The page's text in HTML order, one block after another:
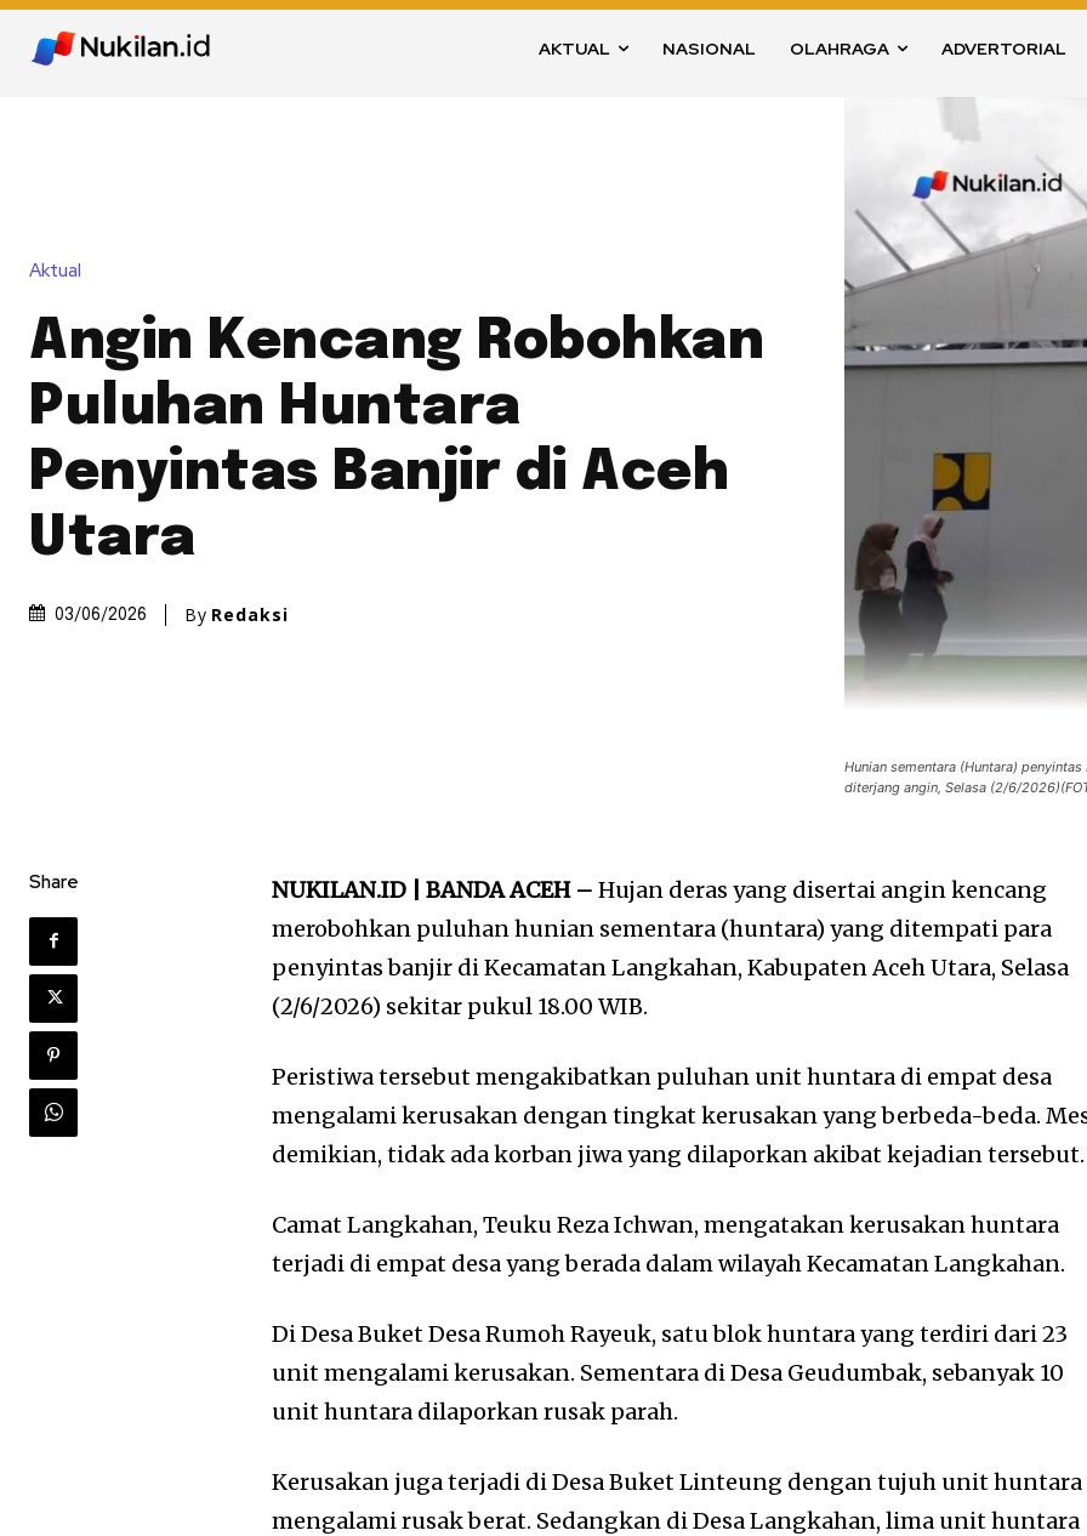
AKTUAL NASIONAL OLAHRAGA ADVERTORIAL
Aktual
Angin Kencang Robohkan
Puluhan Huntara
Penyintas Banjir di Aceh
Utara
03/06/2026 By Redaksi
Hunian sementara (Huntara)
diterjang angin, Selasa (2/6/
Share NUKILAN.ID | BANDA ACEH – Hujan deras yang disertai angin kencang
merobohkan puluhan hunian sementara (huntara) yang ditempati para
penyintas banjir di Kecamatan Langkahan, Kabupaten Aceh Utara, Selasa
(2/6/2026) sekitar pukul 18.00 WIB.
Peristiwa tersebut mengakibatkan puluhan unit huntara di empat desa
mengalami kerusakan dengan tingkat kerusakan yang berbeda-beda.
demikian, tidak ada korban jiwa yang dilaporkan akibat kejadian tersebut.
Camat Langkahan, Teuku Reza Ichwan, mengatakan kerusakan huntara
terjadi di empat desa yang berada dalam wilayah Kecamatan Langkahan.
Di Desa Buket Desa Rumoh Rayeuk, satu blok huntara yang terdiri dari 23
unit mengalami kerusakan. Sementara di Desa Geudumbak, sebanyak 10
unit huntara dilaporkan rusak parah.
Kerusakan juga terjadi di Desa Buket Linteung dengan tujuh unit huntara
mengalami rusak berat. Sedangkan di Desa Langkahan, lima unit huntara